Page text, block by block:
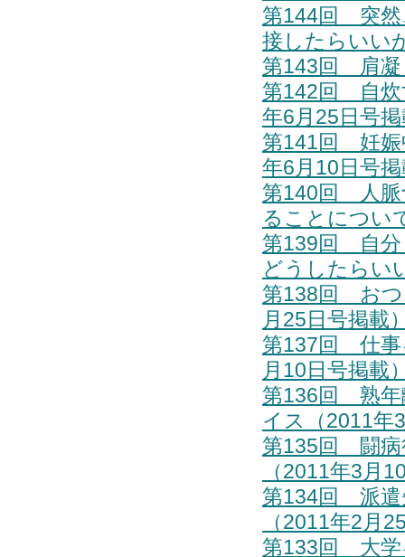
第144回 突然
接したらいい
第143回 肩凝
第142回 自炊
年6月25日号
第141回 妊娠
年6月10日号
第140回 人脈
ることについ
第139回 自分
どうしたらい
第138回 おつ
月25日号掲載
第137回 仕事
月10日号掲載
第136回 熟年
イス（2011年
第135回 闘病
（2011年3月
第134回 派遣
（2011年2月
第133回 大学